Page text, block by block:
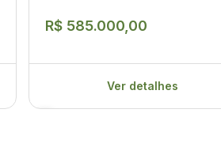
R$ 585.000,00
Ver detalhes